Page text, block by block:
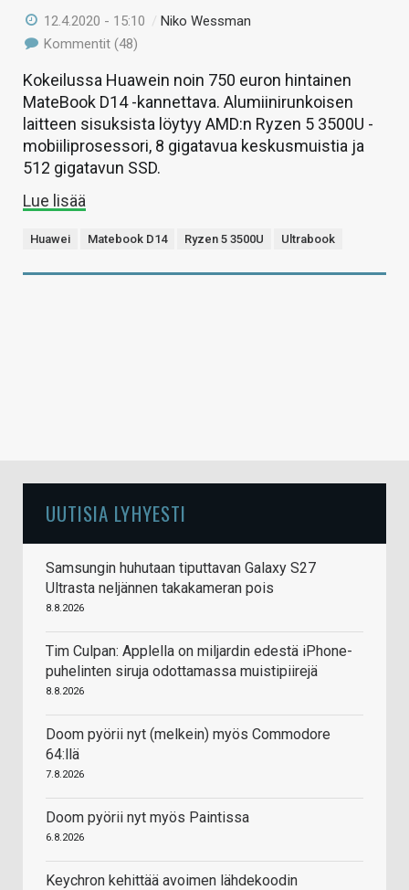
12.4.2020 - 15:10 / Niko Wessman
Kommentit (48)
Kokeilussa Huawein noin 750 euron hintainen
MateBook D14 -kannettava. Alumiinirunkoisen
laitteen sisuksista löytyy AMD:n Ryzen 5 3500U -
mobiiliprosessori, 8 gigatavua keskusmuistia ja
512 gigatavun SSD.
Lue lisää
Huawei Matebook D14 Ryzen 5 3500U Ultrabook
UUTISIA LYHYESTI
Samsungin huhutaan tiputtavan Galaxy S27
Ultrasta neljännen takakameran pois
8.8.2026
Tim Culpan: Applella on miljardin edestä iPhone-
puhelinten siruja odottamassa muistipiirejä
8.8.2026
Doom pyörii nyt (melkein) myös Commodore
64:llä
7.8.2026
Doom pyörii nyt myös Paintissa
6.8.2026
Keychron kehittää avoimen lähdekoodin